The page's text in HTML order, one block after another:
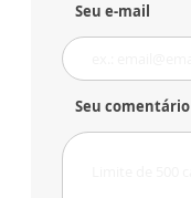
Seu e-mail
Seu comentário